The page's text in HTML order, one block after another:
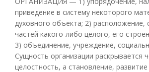
приведение в систему некоторого
духовного объекта; 2) расположение,
частей какого-либо целого, его
3) объединение, учреждение,
Сущность организации раскрывается
целостность, а становление,